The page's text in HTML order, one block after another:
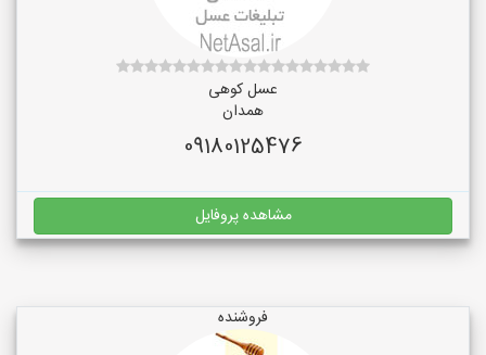
عسل کوهی
همدان
09180125476
مشاهده پروفایل
فروشنده